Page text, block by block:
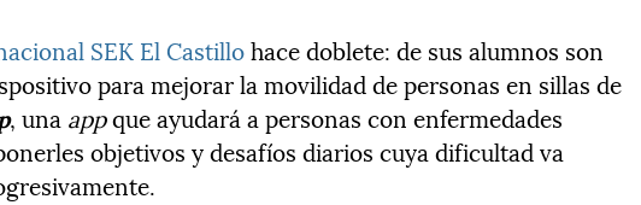
SEK El Castillohace doblete: de sus alumnos son
para mejorar la movilidad de personas en sillas de
, una appque ayudará a personas con enfermedades
objetivos y desafíos diarios cuya dificultad va